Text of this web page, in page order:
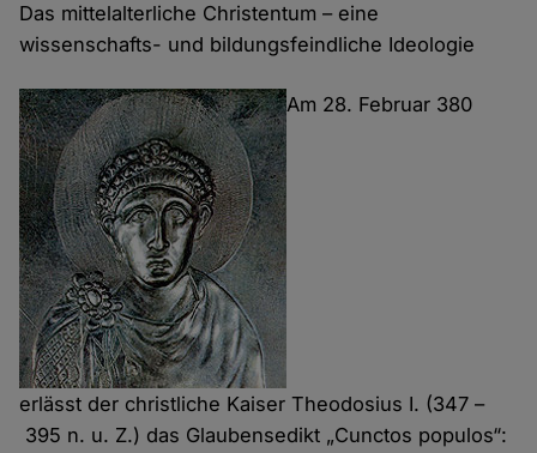
Das mittelalterliche Christentum – eine
wissenschafts- und bildungs­feindliche Ideologie
Am 28. Februar 380
erlässt der christliche Kaiser Theodosius I. (347 –
395 n. u. Z.) das Glaubensedikt „Cunctos populos“: